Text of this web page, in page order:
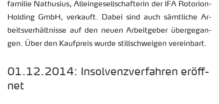
fa­mi­lie Na­thu­si­us, Al­lein­ge­sell­schaf­te­rin der IFA Ro­to­ri­on-
Hol­ding GmbH, ver­kauft. Dabei sind auch sämt­li­che Ar­
beits­ver­hält­nis­se auf den neuen Ar­beit­ge­ber über­ge­gan­
gen. Über den Kauf­preis wurde still­schwei­gen ver­ein­bart.
01.12.2014: In­sol­venz­ver­fah­ren er­öff­
net